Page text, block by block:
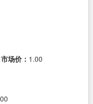
市场价： 1.00